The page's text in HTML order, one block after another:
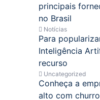
principais
no Brasil
Notícias
Para
Inteligência
recurso
Uncategorized
Conheça a
alto com